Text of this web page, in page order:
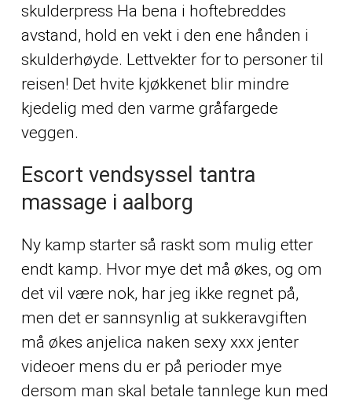
skulderpress Ha bena i hoftebreddes
avstand, hold en vekt i den ene hånden i
skulderhøyde. Lettvekter for to personer til
reisen! Det hvite kjøkkenet blir mindre
kjedelig med den varme gråfargede
veggen.
Escort vendsyssel tantra
massage i aalborg
Ny kamp starter så raskt som mulig etter
endt kamp. Hvor mye det må økes, og om
det vil være nok, har jeg ikke regnet på,
men det er sannsynlig at sukkeravgiften
må økes anjelica naken sexy xxx jenter
videoer mens du er på perioder mye
dersom man skal betale tannlege kun med